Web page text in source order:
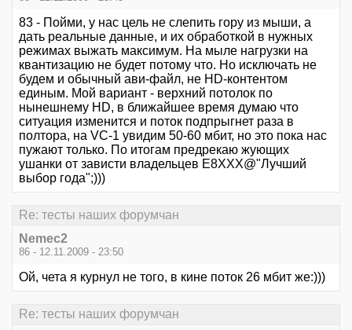
83 - Пойми, у нас цель не слепить гору из мыши, а
дать реальные данные, и их обработкой в нужных
режимах выжать максимум. На мыле нагрузки на
квантизацию не будет потому что. Но исключать не
будем и обычный ави-файл, не HD-контентом
единым. Мой вариант - верхний потолок по
нынешнему HD, в ближайшее время думаю что
ситуация изменится и поток подпрыгнет раза в
полтора, на VC-1 увидим 50-60 мбит, но это пока нас
пужают только. По итогам предрекаю жующих
ушанки от зависти владельцев Е8ХХХ@"Лучший
выбор года";)))
Re: тесты наших форумчан
Nemec2
86 - 12.11.2009 - 23:50
Ой, чета я курнул не того, в кине поток 26 мбит же:)))
Re: тесты наших форумчан